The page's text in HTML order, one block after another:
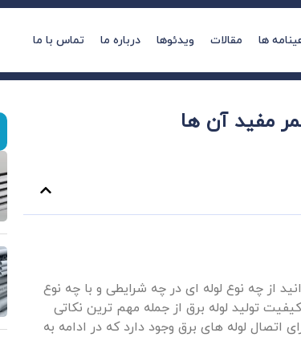
ها مقالات ویدئوها درباره ما تماس با ما
مفید آن ‌ها
از چه نوع لوله ای در چه شرایطی و با چه نوع
تولید لوله برق از جمله مهم ترین نکاتی
اتصال لوله های برق وجود دارد که در ادامه به